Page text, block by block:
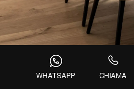
WHATSAPP CHIAMA